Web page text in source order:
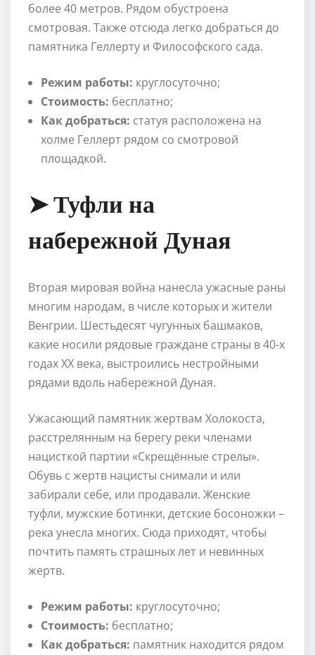
более 40 метров. Рядом обустроена
смотровая. Также отсюда легко добраться до
памятника Геллерту и Философского сада.
Режим работы: круглосуточно;
Стоимость: бесплатно;
Как добраться: статуя расположена на
холме Геллерт рядом со смотровой
площадкой.
➤ Туфли на
набережной Дуная
Вторая мировая война нанесла ужасные раны
многим народам, в числе которых и жители
Венгрии. Шестьдесят чугунных башмаков,
какие носили рядовые граждане страны в 40-х
годах XX века, выстроились нестройными
рядами вдоль набережной Дуная.
Ужасающий памятник жертвам Холокоста,
расстрелянным на берегу реки членами
нацисткой партии «Скрещённые стрелы».
Обувь с жертв нацисты снимали и или
забирали себе, или продавали. Женские
туфли, мужские ботинки, детские босоножки –
река унесла многих. Сюда приходят, чтобы
почтить память страшных лет и невинных
жертв.
Режим работы: круглосуточно;
Стоимость: бесплатно;
Как добраться: памятник находится рядом